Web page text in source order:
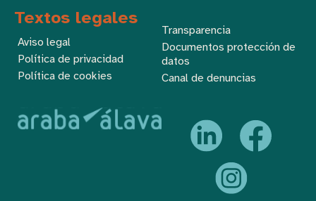
Textos legales
Aviso legal
Política de privacidad
Política de cookies
Transparencia
Documentos protección de
datos
Canal de denuncias